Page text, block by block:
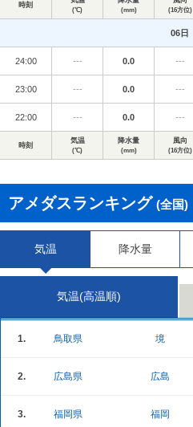
時刻
(℃) (mm) (16方位)
06日
24:00 --- 0.0 ---
23:00 --- 0.0 ---
22:00 --- 0.0 ---
時刻
気温
(℃)
降水量
(mm)
風向
(16方位)
アメダスランキング (全国)
気温 降水量
気温(高温順)
1. 鳥取県 境
2. 広島県 広島
3. 福岡県 福岡